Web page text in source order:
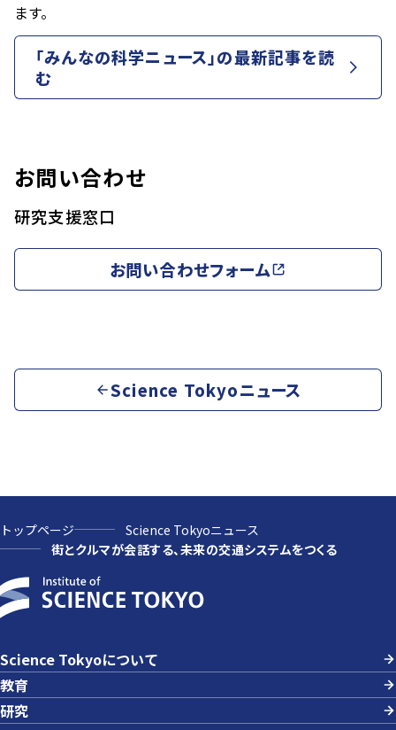
ます。
「みんなの科学ニュース」の最新記事を読
む
お問い合わせ
研究支援窓口
お問い合わせフォーム
Science Tokyoニュース
トップページ
Science Tokyoニュース
街とクルマが会話する、未来の交通システムをつくる
Science Tokyoについて
教育
研究